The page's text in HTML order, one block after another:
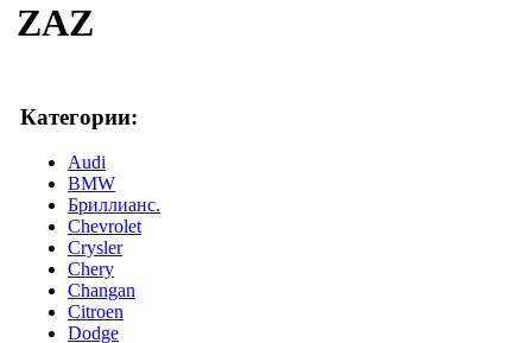
ZAZ
Категории:
Audi
BMW
Бриллианс.
Chevrolet
Crysler
Chery
Changan
Citroen
Dodge